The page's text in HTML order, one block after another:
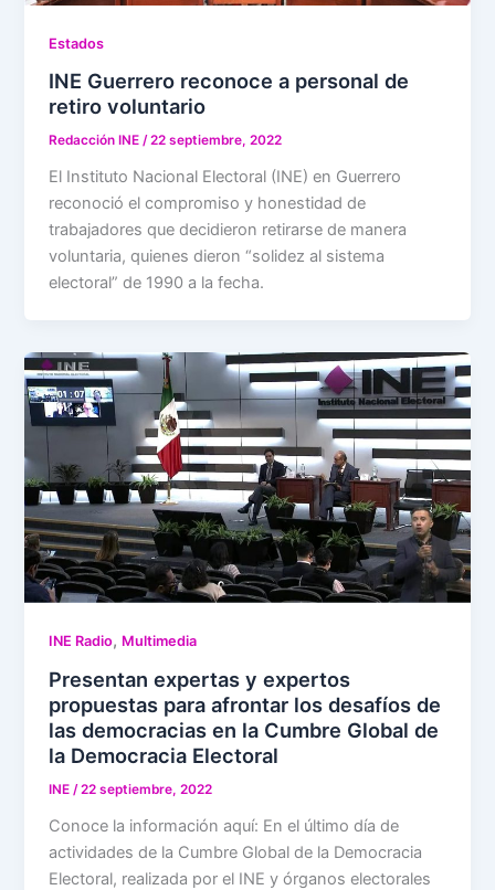
Estados
INE Guerrero reconoce a personal de
retiro voluntario
Redacción INE/22 septiembre, 2022
El Instituto Nacional Electoral (INE) en Guerrero
reconoció el compromiso y honestidad de
trabajadores que decidieron retirarse de manera
voluntaria, quienes dieron “solidez al sistema
electoral” de 1990 a la fecha.
INE Radio, Multimedia
Presentan expertas y expertos
propuestas para afrontar los desafíos de
las democracias en la Cumbre Global de
la Democracia Electoral
INE/22 septiembre, 2022
Conoce la información aquí: En el último día de
actividades de la Cumbre Global de la Democracia
Electoral, realizada por el INE y órganos electorales